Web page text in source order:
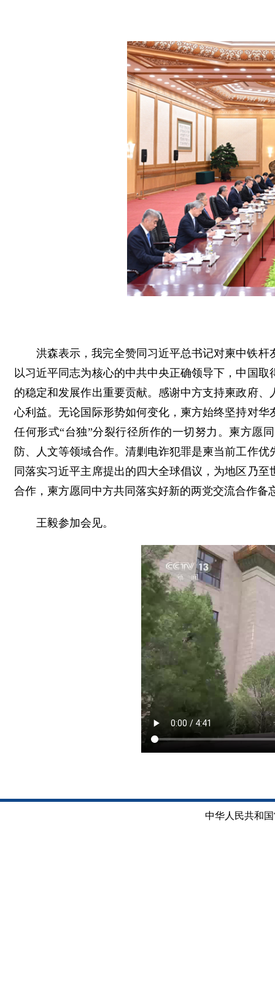
洪森表示，我完全赞同习近平总书记对柬中铁
以习近平同志为核心的中共中央正确领导下，中国
的稳定和发展作出重要贡献。感谢中方支持柬政府
心利益。无论国际形势如何变化，柬方始终坚持对
任何形式“台独”分裂行径所作的一切努力。柬方愿
防、人文等领域合作。清剿电诈犯罪是柬当前工作
同落实习近平主席提出的四大全球倡议，为地区乃
合作，柬方愿同中方共同落实好新的两党交流合作备
王毅参加会见。
中华人民共和